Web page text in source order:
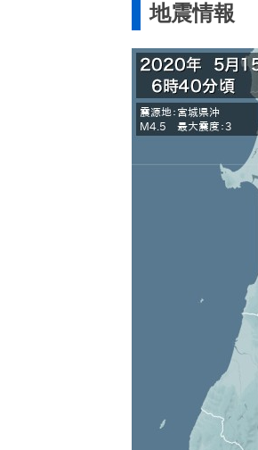
地震情報